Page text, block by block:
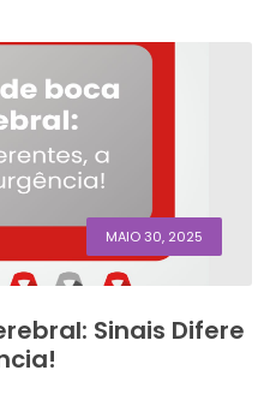
MAIO 30, 2025
Sinais Difere